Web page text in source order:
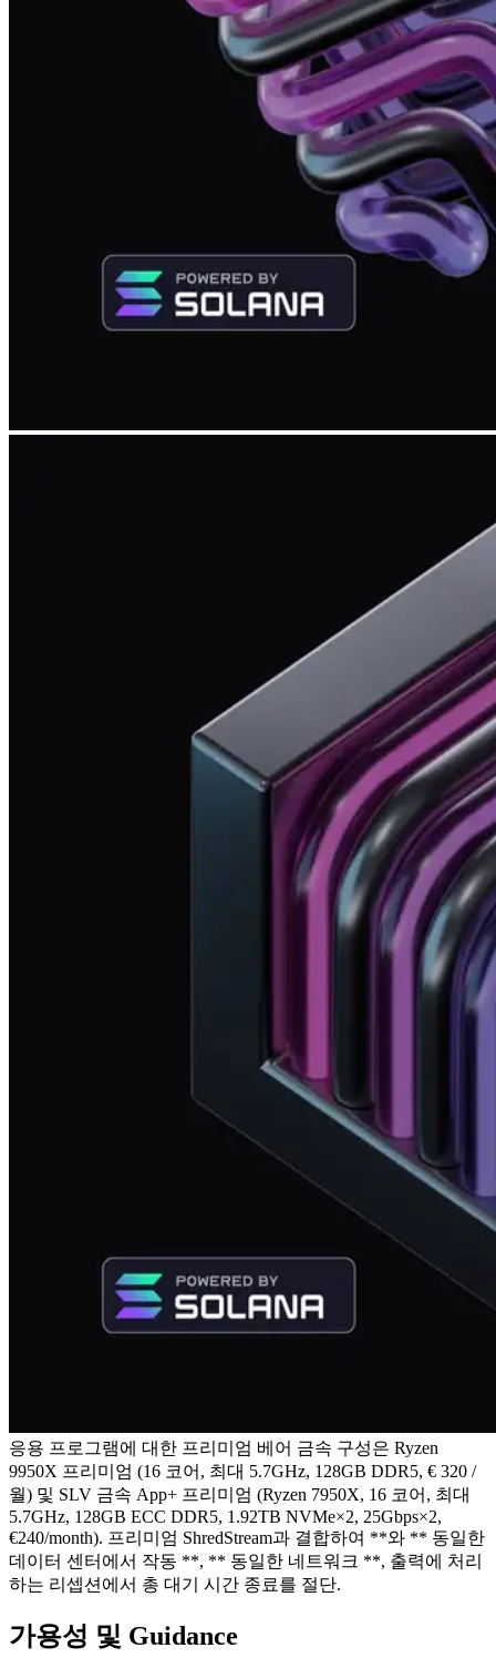
응용 프로그램에 대한 프리미엄 베어 금속 구성은 Ryzen
9950X 프리미엄 (16 코어, 최대 5.7GHz, 128GB DDR5, € 320 /
월) 및 SLV 금속 App+ 프리미엄 (Ryzen 7950X, 16 코어, 최대
5.7GHz, 128GB ECC DDR5, 1.92TB NVMe×2, 25Gbps×2,
€240/month). 프리미엄 ShredStream과 결합하여 **와 ** 동일한
데이터 센터에서 작동 **, ** 동일한 네트워크 **, 출력에 처리
하는 리셉션에서 총 대기 시간 종료를 절단.
가용성 및 Guidance